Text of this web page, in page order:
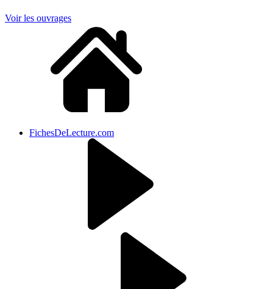
Voir les ouvrages
FichesDeLecture.com